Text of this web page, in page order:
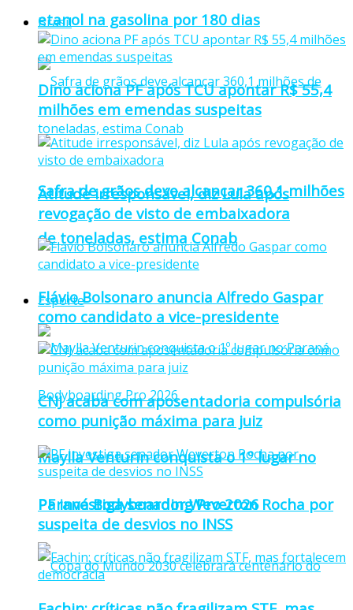
etanol na gasolina por 180 dias
Safra de grãos deve alcançar 360,1 milhões
de toneladas, estima Conab
Esporte
Maylla Venturin conquista o 1º lugar no
Paraná Bodyboarding Pro 2026
Brasil
Dino aciona PF após TCU apontar R$ 55,4
milhões em emendas suspeitas
Atitude irresponsável, diz Lula após
revogação de visto de embaixadora
Flávio Bolsonaro anuncia Alfredo Gaspar
como candidato a vice-presidente
CNJ acaba com aposentadoria compulsória
como punição máxima para juiz
PF investiga senador Weverton Rocha por
suspeita de desvios no INSS